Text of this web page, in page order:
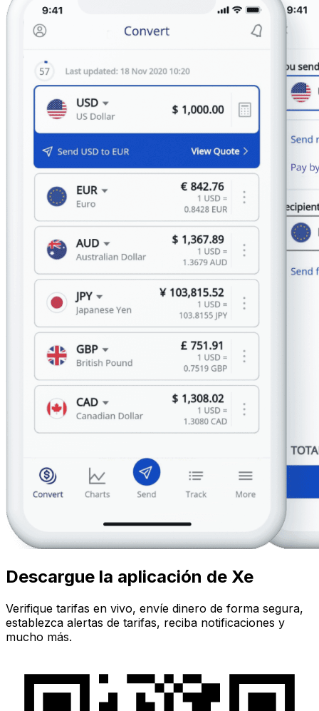
Descargue la aplicación de Xe
Verifique tarifas en vivo, envíe dinero de forma segura,
establezca alertas de tarifas, reciba notificaciones y
mucho más.